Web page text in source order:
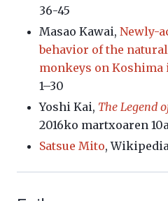
36-45
Masao Kawai, Newly-
behavior of the
monkeys on Koshima
1–30
Yoshi Kai, The Legend
2016ko martxoaren
Satsue Mito,